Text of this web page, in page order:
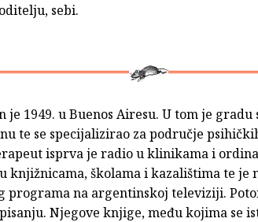
sebi.
je 1949. u Buenos Airesu. U tom je
te se specijalizirao za područje
isprva je radio u klinikama i
knjižnicama, školama i kazalištima te je
programa na argentinskoj televiziji.
Njegove knjige, među kojima se